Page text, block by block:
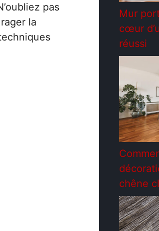
pas
la
Mur
cœur
réussi
chêne